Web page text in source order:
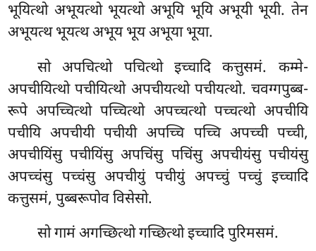
भूयित्थो अभूयत्थो भूयत्थो अभूयि भूयि अभूयी भूयी. तेन
अभूयत्थ भूयत्थ अभूय भूय अभूया भूया.
सो अपचित्थो पचित्थो इच्चादि कत्तुसमं. कम्मे-
अपचीयित्थो पचीयित्थो अपचीयत्थो पचीयत्थो. चवग्गपुब्ब-
रूपेअपच्चित्थो पच्चित्थो अपच्चत्थो पच्चत्थो अपचीयि
पचीयि अपचीयी पचीयी अपच्चि पच्चि अपच्ची पच्ची,
अपचीयिंसु पचीयिंसु अपचिंसु पचिंसु अपचीयंसु पचीयंसु
अपच्चंसु पच्चंसु अपचीयुं पचीयुं अपच्चुं पच्चुं इच्चादि
कत्तुसमं, पुब्बरूपोव विसेसो.
सो गामं अगच्छित्थो गच्छित्थो इच्चादि पुरिमसमं.